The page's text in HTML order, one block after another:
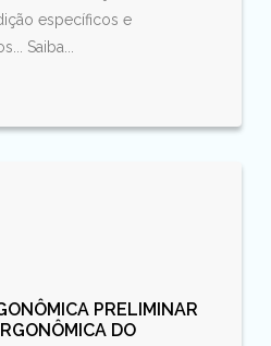
específicos e
Saiba...
PRELIMINAR
DO